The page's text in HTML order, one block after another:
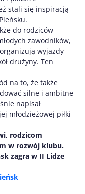
stali się inspiracją
do rodziców
zawodników,
wyjazdy
drużyny. Ten
na to, że także
silne i ambitne
napisał
młodzieżowej piłki
rodzicom
w rozwój klubu.
zagra w II Lidze